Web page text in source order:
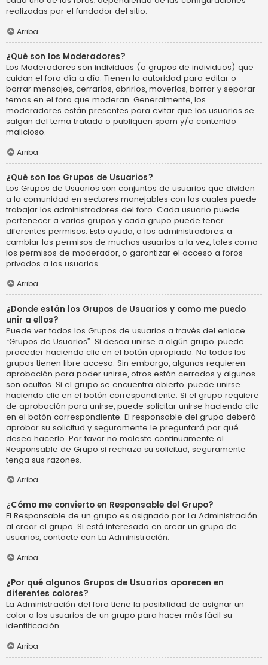
realizadas por el fundador del sitio.
Arriba
¿Qué son los Moderadores?
Los Moderadores son individuos (o grupos de individuos) que
cuidan el foro día a día. Tienen la autoridad para editar o
borrar mensajes, cerrarlos, abrirlos, moverlos, borrar y separar
temas en el foro que moderan. Generalmente, los
moderadores están presentes para evitar que los usuarios se
salgan del tema tratado o publiquen spam y/o contenido
malicioso.
Arriba
¿Qué son los Grupos de Usuarios?
Los Grupos de Usuarios son conjuntos de usuarios que dividen
a la comunidad en sectores manejables con los cuales puede
trabajar los administradores del foro. Cada usuario puede
pertenecer a varios grupos y cada grupo puede tener
diferentes permisos. Esto ayuda, a los administradores, a
cambiar los permisos de muchos usuarios a la vez, tales como
los permisos de moderador, o garantizar el acceso a foros
privados a los usuarios.
Arriba
¿Donde están los Grupos de Usuarios y como me puedo
unir a ellos?
Puede ver todos los Grupos de usuarios a través del enlace
“Grupos de Usuarios”. Si desea unirse a algún grupo, puede
proceder haciendo clic en el botón apropiado. No todos los
grupos tienen libre acceso. Sin embargo, algunos requieren
aprobación para poder unirse, otros están cerrados y algunos
son ocultos. Si el grupo se encuentra abierto, puede unirse
haciendo clic en el botón correspondiente. Si el grupo requiere
de aprobación para unirse, puede solicitar unirse haciendo clic
en el botón correspondiente. El responsable del grupo deberá
aprobar su solicitud y seguramente le preguntará por qué
desea hacerlo. Por favor no moleste continuamente al
Responsable de Grupo si rechaza su solicitud; seguramente
tenga sus razones.
Arriba
¿Cómo me convierto en Responsable del Grupo?
El Responsable de un grupo es asignado por La Administración
al crear el grupo. Si está interesado en crear un grupo de
usuarios, contacte con La Administración.
Arriba
¿Por qué algunos Grupos de Usuarios aparecen en
diferentes colores?
La Administración del foro tiene la posibilidad de asignar un
color a los usuarios de un grupo para hacer más fácil su
identificación.
Arriba